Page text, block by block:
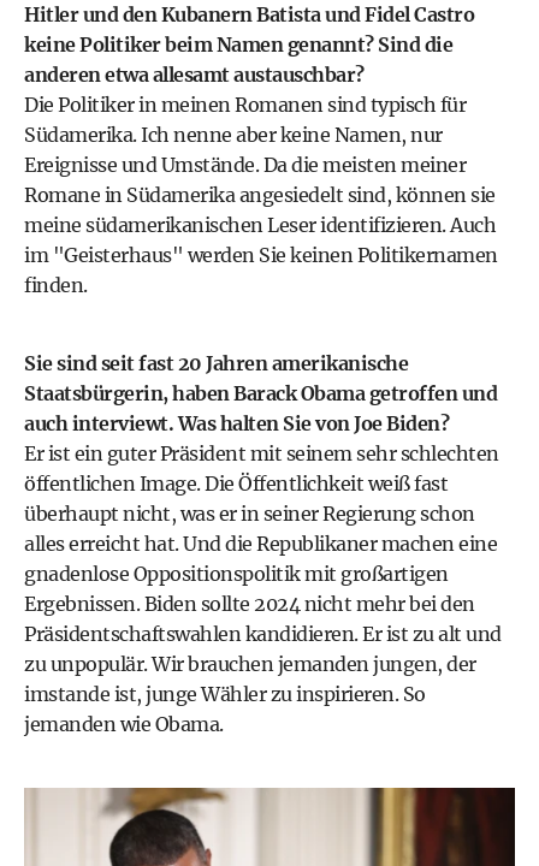
Hitler und den Kubanern Batista und Fidel Castro
keine Politiker beim Namen genannt? Sind die
anderen etwa allesamt austauschbar?
Die Politiker in meinen Romanen sind typisch für
Südamerika. Ich nenne aber keine Namen, nur
Ereignisse und Umstände. Da die meisten meiner
Romane in Südamerika angesiedelt sind, können sie
meine südamerikanischen Leser identifizieren. Auch
im "Geisterhaus" werden Sie keinen Politikernamen
finden.
Sie sind seit fast 20 Jahren amerikanische
Staatsbürgerin, haben Barack Obama getroffen und
auch interviewt. Was halten Sie von Joe Biden?
Er ist ein guter Präsident mit seinem sehr schlechten
öffentlichen Image. Die Öffentlichkeit weiß fast
überhaupt nicht, was er in seiner Regierung schon
alles erreicht hat. Und die Republikaner machen eine
gnadenlose Oppositionspolitik mit großartigen
Ergebnissen. Biden sollte 2024 nicht mehr bei den
Präsidentschaftswahlen kandidieren. Er ist zu alt und
zu unpopulär. Wir brauchen jemanden jungen, der
imstande ist, junge Wähler zu inspirieren. So
jemanden wie Obama.